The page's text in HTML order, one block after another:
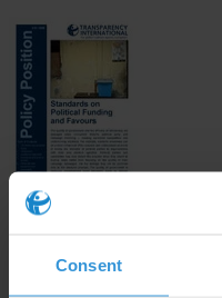
Consent
Download